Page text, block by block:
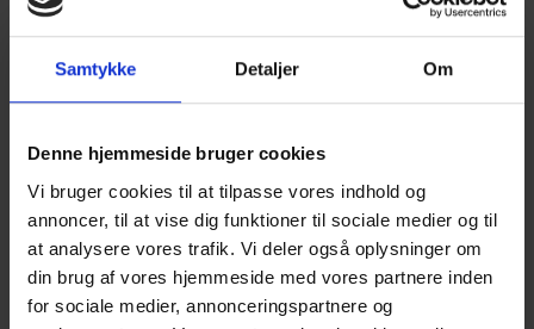
Samtykke Detaljer Om
Denne hjemmeside bruger cookies
Vi bruger cookies til at tilpasse vores indhold og
annoncer, til at vise dig funktioner til sociale medier og til
at analysere vores trafik. Vi deler også oplysninger om
din brug af vores hjemmeside med vores partnere inden
for sociale medier, annonceringspartnere og
TRÆhåndbøger – vejledninger om træ, træmaterialer,
træbeskyttelse og træbaserede konstruktioner i
TRÆfakta – anvendelsestekniske vejledninger om træ i
tablet, setraeshop.dk
TRÆguiden – website med viden om træ og
træmaterialer samt anvendelsestekniske vejledninger
om træ i byggeriet, se traeguiden.dk
TRÆordbog – fagordbog om træ, træmaterialer og